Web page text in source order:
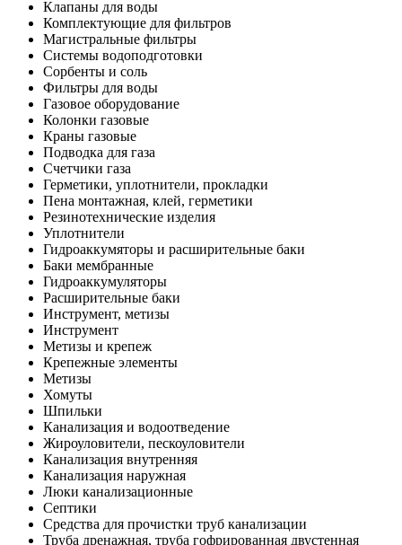
Клапаны для воды
Комплектующие для фильтров
Магистральные фильтры
Системы водоподготовки
Сорбенты и соль
Фильтры для воды
Газовое оборудование
Колонки газовые
Краны газовые
Подводка для газа
Счетчики газа
Герметики, уплотнители, прокладки
Пена монтажная, клей, герметики
Резинотехнические изделия
Уплотнители
Гидроаккумяторы и расширительные баки
Баки мембранные
Гидроаккумуляторы
Расширительные баки
Инструмент, метизы
Инструмент
Метизы и крепеж
Крепежные элементы
Метизы
Хомуты
Шпильки
Канализация и водоотведение
Жироуловители, пескоуловители
Канализация внутренняя
Канализация наружная
Люки канализационные
Септики
Средства для прочистки труб канализации
Труба дренажная, труба гофрированная двустенная